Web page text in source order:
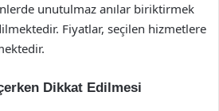
unutulmaz anılar biriktirmek
Fiyatlar, seçilen hizmetlere
Dikkat Edilmesi